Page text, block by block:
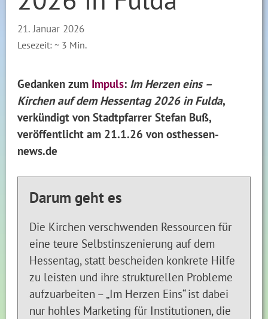
21. Januar 2026
Lesezeit: ~ 3 Min.
Gedanken zum Impuls: Im Herzen eins –
Kirchen auf dem Hessentag 2026 in Fulda,
verkündigt von Stadtpfarrer Stefan Buß,
veröffentlicht am 21.1.26 von osthessen-
news.de
Darum geht es
Die Kirchen verschwenden Ressourcen für
eine teure Selbstinszenierung auf dem
Hessentag, statt bescheiden konkrete Hilfe
zu leisten und ihre strukturellen Probleme
aufzuarbeiten – „Im Herzen Eins“ ist dabei
nur hohles Marketing für Institutionen, die